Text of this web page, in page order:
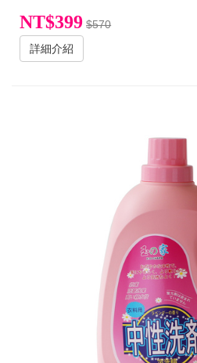
NT$399 $570
詳細介紹